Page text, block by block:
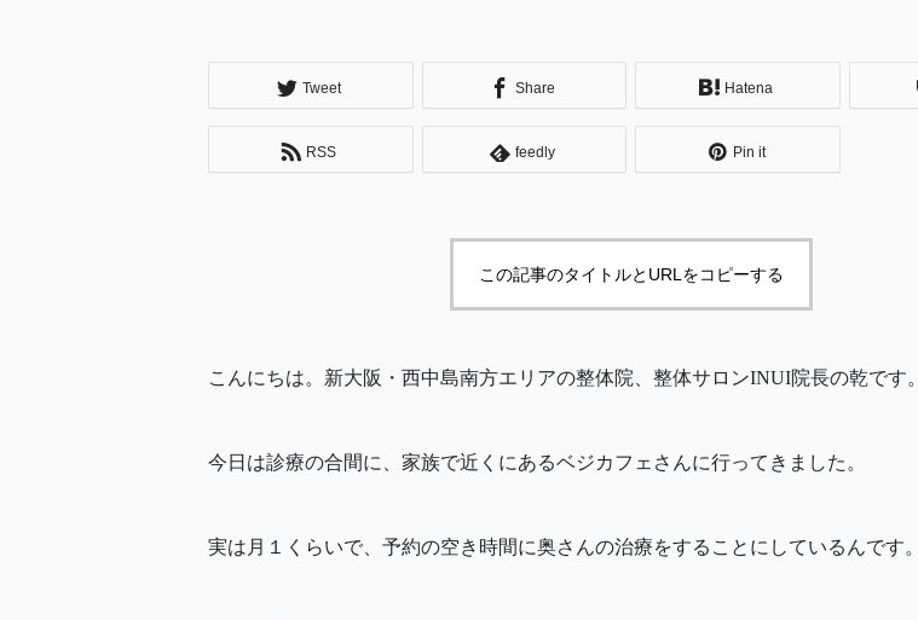
Tweet Share Hatena
RSS feedly Pin it
この記事のタイトルとURLをコピーする
こんにちは。新大阪・西中島南方エリアの整体院、整体サロンINUI院長の乾です。
今日は診療の合間に、家族で近くにあるベジカフェさんに行ってきました。
実は月１くらいで、予約の空き時間に奥さんの治療をすることにしているんです。